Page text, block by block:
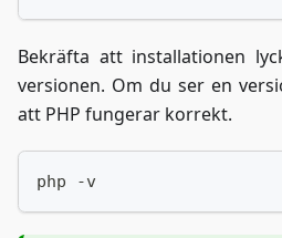
Bekräfta att installationen
versionen. Om du ser en
att PHP fungerar korrekt.
php -v